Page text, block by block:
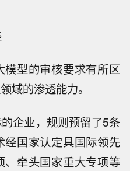
型的审核要求有所区
域的渗透能力。
企业，规则预留了5条
国家认定具国际领先
牵头国家重大专项等